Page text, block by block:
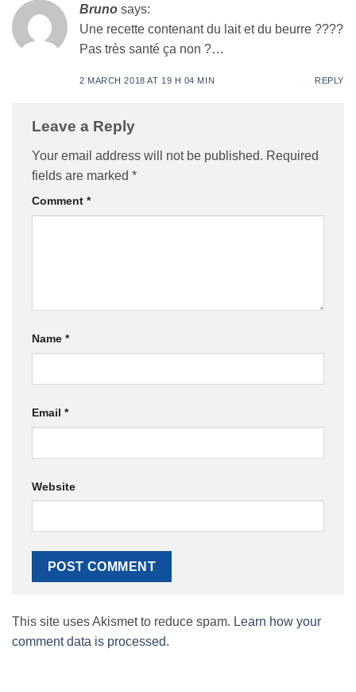
Bruno says:
Une recette contenant du lait et du beurre ????
Pas très santé ça non ?…
2 MARCH 2018 AT 19 H 04 MIN REPLY
Leave a Reply
Your email address will not be published. Required
fields are marked *
Comment *
Name *
Email *
Website
This site uses Akismet to reduce spam. Learn how your
comment data is processed.